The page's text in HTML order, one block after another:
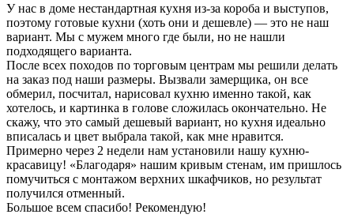
У нас в доме нестандартная кухня из-за короба и выступов,
поэтому готовые кухни (хоть они и дешевле) — это не наш
вариант. Мы с мужем много где были, но не нашли
подходящего варианта.
После всех походов по торговым центрам мы решили делать
на заказ под наши размеры. Вызвали замерщика, он все
обмерил, посчитал, нарисовал кухню именно такой, как
хотелось, и картинка в голове сложилась окончательно. Не
скажу, что это самый дешевый вариант, но кухня идеально
вписалась и цвет выбрала такой, как мне нравится.
Примерно через 2 недели нам установили нашу кухню-
красавицу! «Благодаря» нашим кривым стенам, им пришлось
помучиться с монтажом верхних шкафчиков, но результат
получился отменный.
Большое всем спасибо! Рекомендую!